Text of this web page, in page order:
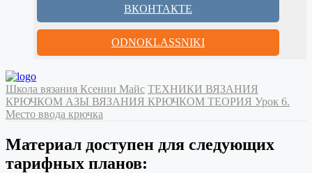
ВКОНТАКТЕ
ODNOKLASSNIKI
Школа вязания Ксении Майс ТЕХНИКИ ВЯЗАНИЯ
КРЮЧКОМ АЗЫ ВЯЗАНИЯ КРЮЧКОМ ТЕОРИЯ Урок 6.
Место ввода крючка
Материал доступен для следующих
тарифных планов: